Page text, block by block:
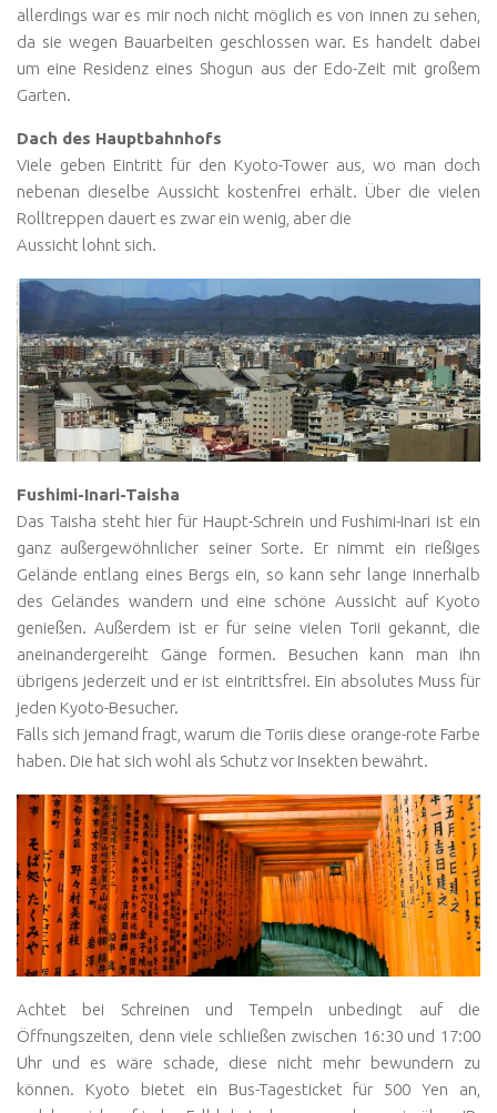
allerdings war es mir noch nicht möglich es von innen zu sehen,
da sie wegen Bauarbeiten geschlossen war. Es handelt dabei
um eine Residenz eines Shogun aus der Edo-Zeit mit großem
Garten.
Dach des Hauptbahnhofs
Viele geben Eintritt für den Kyoto-Tower aus, wo man doch
nebenan dieselbe Aussicht kostenfrei erhält. Über die vielen
Rolltreppen dauert es zwar ein wenig, aber die
Aussicht lohnt sich.
Fushimi-Inari-Taisha
Das Taisha steht hier für Haupt-Schrein und Fushimi-Inari ist ein
ganz außergewöhnlicher seiner Sorte. Er nimmt ein rießiges
Gelände entlang eines Bergs ein, so kann sehr lange innerhalb
des Geländes wandern und eine schöne Aussicht auf Kyoto
genießen. Außerdem ist er für seine vielen Torii gekannt, die
aneinandergereiht Gänge formen. Besuchen kann man ihn
übrigens jederzeit und er ist eintrittsfrei. Ein absolutes Muss für
jeden Kyoto-Besucher.
Falls sich jemand fragt, warum die Toriis diese orange-rote Farbe
haben. Die hat sich wohl als Schutz vor Insekten bewährt.
Achtet bei Schreinen und Tempeln unbedingt auf die
Öffnungszeiten, denn viele schließen zwischen 16:30 und 17:00
Uhr und es wäre schade, diese nicht mehr bewundern zu
können. Kyoto bietet ein Bus-Tagesticket für 500 Yen an,